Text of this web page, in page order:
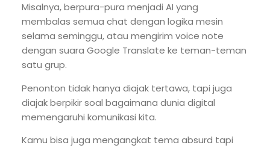
Misalnya, berpura-pura menjadi AI yang
membalas semua chat dengan logika mesin
selama seminggu, atau mengirim voice note
dengan suara Google Translate ke teman-teman
satu grup.
Penonton tidak hanya diajak tertawa, tapi juga
diajak berpikir soal bagaimana dunia digital
memengaruhi komunikasi kita.
Kamu bisa juga mengangkat tema absurd tapi